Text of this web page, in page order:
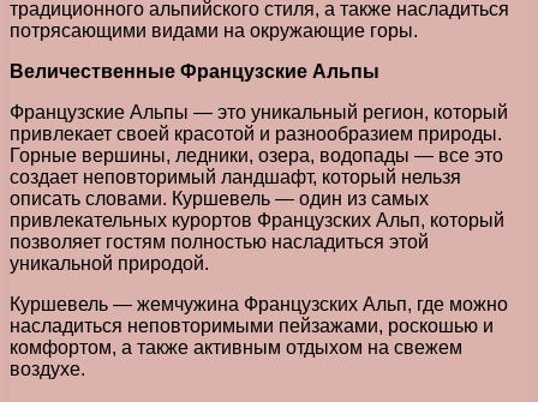
традиционного альпийского стиля, а также насладиться
потрясающими видами на окружающие горы.
Величественные Французские Альпы
Французские Альпы — это уникальный регион, который
привлекает своей красотой и разнообразием природы.
Горные вершины, ледники, озера, водопады — все это
создает неповторимый ландшафт, который нельзя
описать словами. Куршевель — один из самых
привлекательных курортов Французских Альп, который
позволяет гостям полностью насладиться этой
уникальной природой.
Куршевель — жемчужина Французских Альп, где можно
насладиться неповторимыми пейзажами, роскошью и
комфортом, а также активным отдыхом на свежем
воздухе.